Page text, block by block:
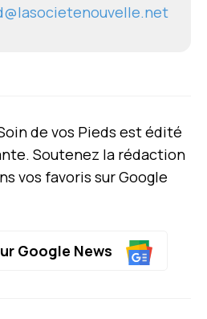
de vos Pieds est édité
Soutenez la rédaction
vos favoris sur Google
Google News